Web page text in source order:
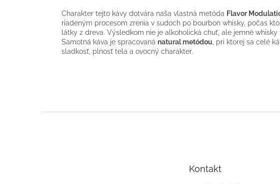
Charakter tejto kávy dotvára naša vlastná metóda Flavor
riadeným procesom zrenia v sudoch po bourbon whisky, počas
látky z dreva. Výsledkom nie je alkoholická chuť, ale jemné
Samotná káva je spracovaná natural metódou , pri ktorej sa celé
sladkosť, plnosť tela a ovocný charakter.
Kontakt